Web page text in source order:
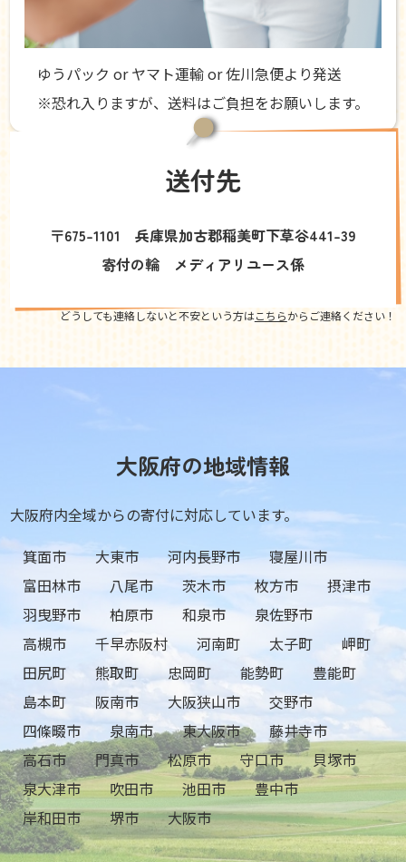
ゆうパック or ヤマト運輸 or 佐川急便より発送
※恐れ入りますが、送料はご負担をお願いします。
送付先
〒675-1101 兵庫県加古郡稲美町下草谷441-39
寄付の輪 メディアリユース係
どうしても連絡しないと不安という方はこちらからご連絡ください！
大阪府の地域情報
大阪府内全域からの寄付に対応しています。
箕面市
大東市 河内長野市
寝屋川市
富田林市
八尾市 茨木市 枚方市
摂津市
羽曳野市
柏原市 和泉市
泉佐野市
高槻市
千早赤阪村 河南町 太子町
岬町
田尻町
熊取町 忠岡町 能勢町
豊能町
島本町
阪南市 大阪狭山市
交野市
四條畷市
泉南市 東大阪市
藤井寺市
高石市
門真市 松原市 守口市
貝塚市
泉大津市
吹田市 池田市
豊中市
岸和田市
堺市 大阪市